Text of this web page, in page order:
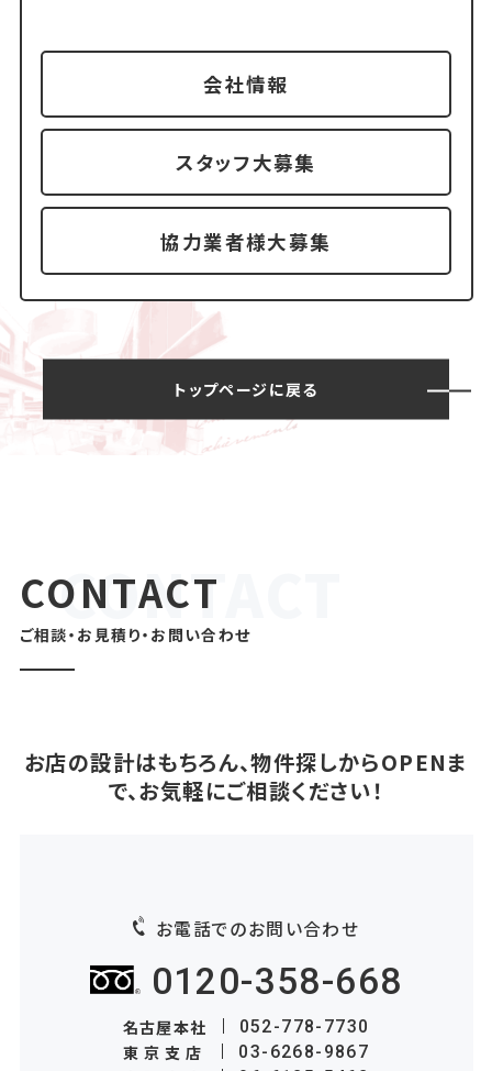
会社情報
スタッフ大募集
協力業者様大募集
トップページに戻る
CONTACT
ご相談・お見積り・お問い合わせ
お店の設計はもちろん、物件探しからOPENま
で、お気軽にご相談ください！
お電話でのお問い合わせ
0120-358-668
名古屋本社 052-778-7730
東京支店 03-6268-9867